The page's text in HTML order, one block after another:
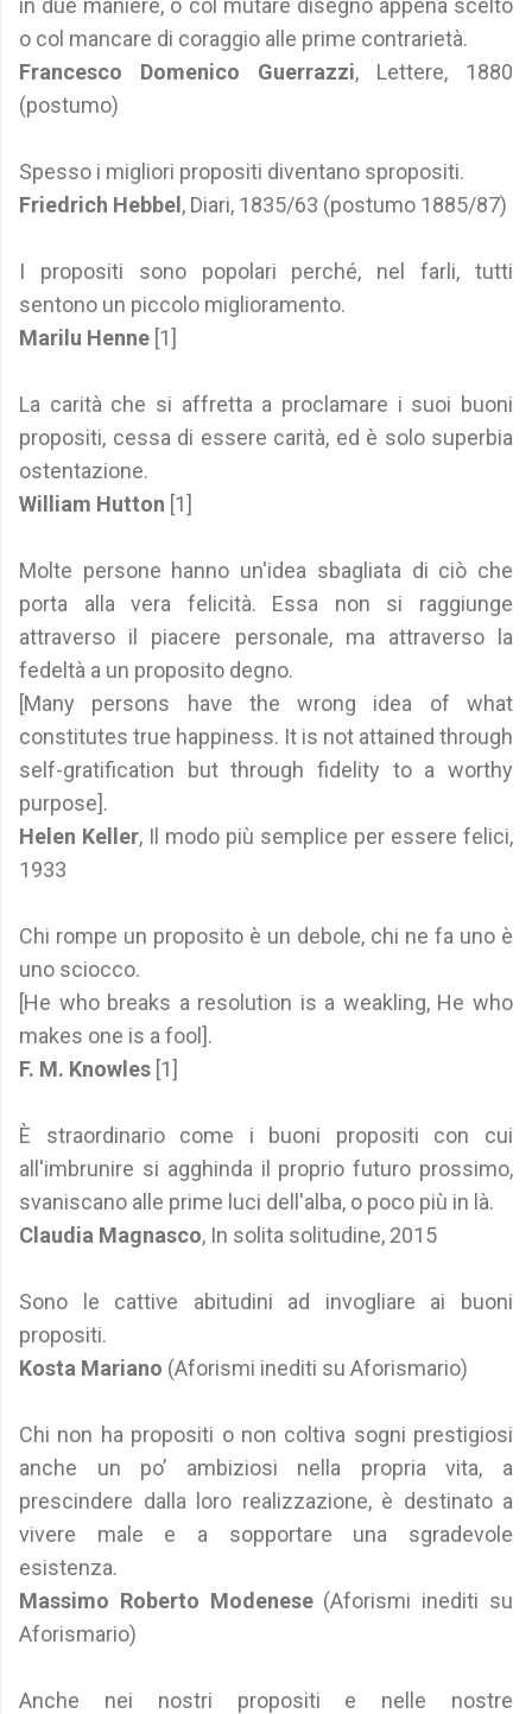
in due maniere, o col mutare disegno appena scelto
o col mancare di coraggio alle prime contrarietà.
Francesco Domenico Guerrazzi, Lettere, 1880
(postumo)
Spesso i migliori propositi diventano spropositi.
Friedrich Hebbel , Diari, 1835/63 (postumo 1885/87)
I propositi sono popolari perché, nel farli, tutti
sentono un piccolo miglioramento.
Marilu Henne [1]
La carità che si affretta a proclamare i suoi buoni
propositi, cessa di essere carità, ed è solo superbia
ostentazione.
William Hutton [1]
Molte persone hanno un'idea sbagliata di ciò che
porta alla vera felicità. Essa non si raggiunge
attraverso il piacere personale, ma attraverso la
fedeltà a un proposito degno.
[Many persons have the wrong idea of what
constitutes true happiness. It is not attained through
self-gratification but through fidelity to a worthy
purpose].
Helen Keller, Il modo più semplice per essere felici,
1933
Chi rompe un proposito è un debole, chi ne fa uno è
uno sciocco.
[He who breaks a resolution is a weakling, He who
makes one is a fool].
F. M. Knowles [1]
È straordinario come i buoni propositi con cui
all'imbrunire si agghinda il proprio futuro prossimo,
svaniscano alle prime luci dell'alba, o poco più in là.
Claudia Magnasco, In solita solitudine, 2015
Sono le cattive abitudini ad invogliare ai buoni
propositi.
Kosta Mariano (Aforismi inediti su Aforismario)
Chi non ha propositi o non coltiva sogni prestigiosi
anche un po’ ambiziosi nella propria vita, a
prescindere dalla loro realizzazione, è destinato a
vivere male e a sopportare una sgradevole
esistenza.
Massimo Roberto Modenese (Aforismi inediti su
Aforismario)
Anche nei nostri propositi e nelle nostre